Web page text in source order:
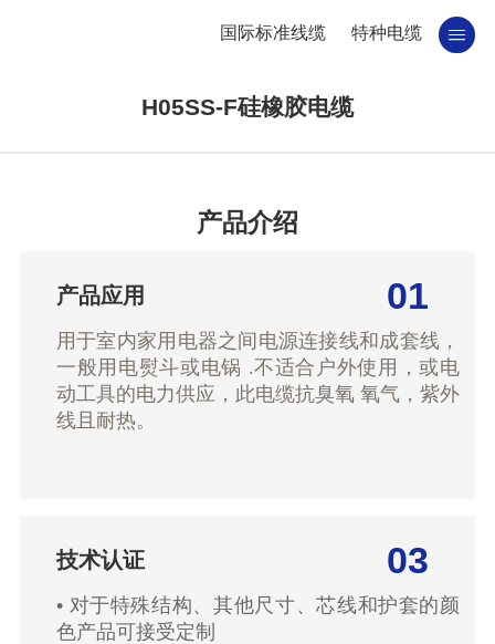
国际标准线缆 特种电缆
H05SS-F硅橡胶电缆
产品介绍
01
产品应用
用于室内家用电器之间电源连接线和成套线，
一般用电熨斗或电锅 .不适合户外使用，或电
动工具的电力供应，此电缆抗臭氧 氧气，紫外
线且耐热。
03
技术认证
• 对于特殊结构、其他尺寸、芯线和护套的颜
色产品可接受定制